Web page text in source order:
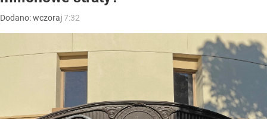
Dodano:wczoraj7:32